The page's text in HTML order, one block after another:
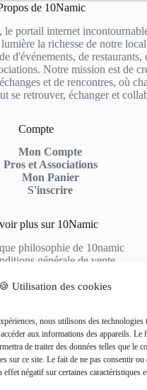
🍪 Utilisation des cookies
nous utilisons des technologies
aux informations des appareils. Le
de traiter des données telles que le
sur ce site. Le fait de ne pas consentir ou
effet négatif sur certaines caractéristiques
de 10Namic
le portail internet
la richesse de notre
d'événements, de restaurants,
Notre mission est de
et de rencontres, où
se retrouver, échanger et
Compte
Mon Compte
Pros et Associations
Mon Panier
S'inscrire
plus sur 10Namic
philosophie de 10namic
générale de vente
Cookies
Nous Contactez
– 74500 PUBLIER
+33 6 01 62 51 02